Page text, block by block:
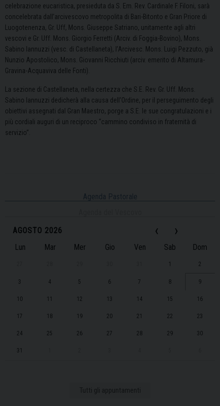
celebrazione eucaristica, presieduta da S. Em. Rev. Cardinale F. Filoni, sarà
concelebrata dall’arcivescovo metropolita di Bari-Bitonto e Gran Priore di
Luogotenenza, Gr. Uff, Mons. Giuseppe Satriano, unitamente agli altri
vescovi e Gr. Uff. Mons. Giorgio Ferretti (Arciv. di Foggia-Bovino), Mons.
Sabino Iannuzzi (vesc. di Castellaneta), l’Arcivesc. Mons. Luigi Pezzuto, già
Nunzio Apostolico, Mons. Giovanni Ricchiuti (arciv. emerito di Altamura-
Gravina-Acquaviva delle Fonti).
La sezione di Castellaneta, nella certezza che S.E. Rev. Gr. Uff. Mons.
Sabino Iannuzzi dedicherà alla causa dell’Ordine, per il perseguimento degli
obiettivi assegnati dal Gran Maestro, porge a S.E. le sue congratulazioni e i
più cordiali auguri di un reciproco “cammino condiviso in fraternità di
servizio”.
Agenda Pastorale
‹
AGOSTO 2026 ›
Lun Mar Mer Gio Ven Sab Dom
1 2
3 4 5 6 7 8 9
10 11 12 13 14 15 16
17 18 19 20 21 22 23
24 25 26 27 28 29 30
31
Tutti gli appuntamenti